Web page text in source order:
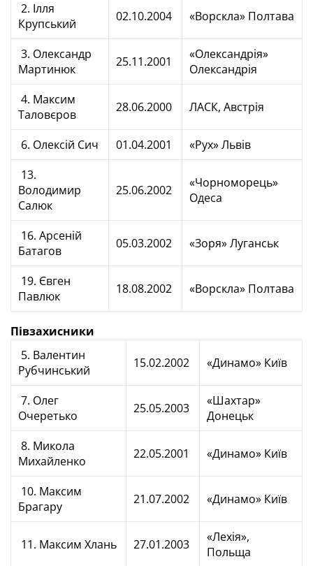
2. Ілля
Крупський
02.10.2004 «Ворскла» Полтава
3. Олександр
Мартинюк
25.11.2001
«Олександрія»
Олександрія
4. Максим
Таловєров
28.06.2000 ЛАСК, Австрія
6. Олексій Сич 01.04.2001
«Рух» Львів
13.
Володимир
Салюк
25.06.2002
«Чорноморець»
Одеса
16. Арсеній
Батагов
05.03.2002 «Зоря» Луганськ
19. Євген
Павлюк
18.08.2002 «Ворскла» Полтава
Півзахисники
5. Валентин
Рубчинський
15.02.2002 «Динамо» Київ
7. Олег
Очеретько
25.05.2003
«Шахтар»
Донецьк
8. Микола
Михайленко
22.05.2001 «Динамо» Київ
10. Максим
Брагару
21.07.2002 «Динамо» Київ
11. Максим Хлань 27.01.2003
«Лехія»,
Польща